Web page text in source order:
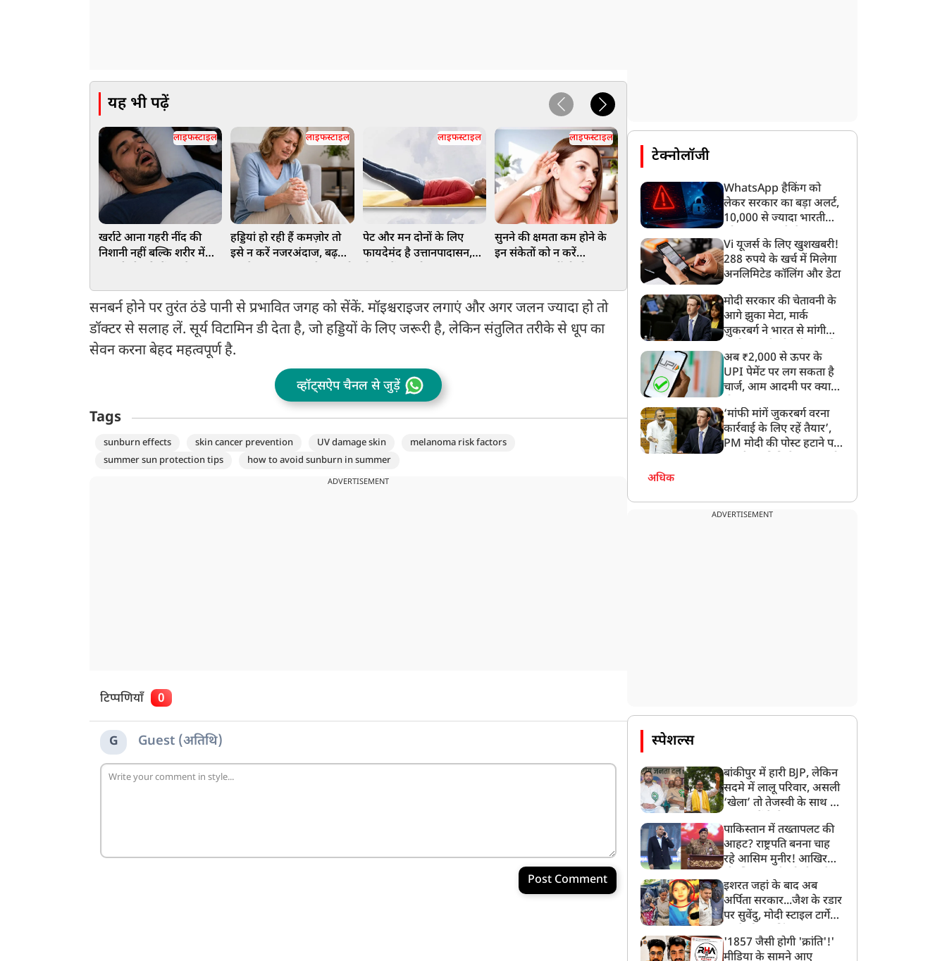
यह भी पढ़ें
लाइफस्टाइल
खर्राटे आना गहरी नींद की
निशानी नहीं बल्कि शरीर में
लाइफस्टाइल
हड्डियां हो रही हैं कमज़ोर तो
इसे न करें नजरअंदाज, बढ़ती
लाइफस्टाइल
पेट और मन दोनों के लिए
फायदेमंद है उत्तानपादासन,
लाइफस्टाइल
सुनने की क्षमता कम होने के
इन संकेतों को न करें
कहीं आप चिड़चिड़े या
तनावग्रस्त तो नहीं हो रहे हैं? ये
हो सकते हैं हाई ब्लड प्रेशर के
संकेत, नई रिसर्च में हुआ
खुलासा
लाइफस्टाइल
माइग्रेन के दर्द से हैं परेशान तो
इस चीज़ से मिल सकती है
राहत, जानें ये घरेलू उपाय कैसे
सनबर्न होने पर तुरंत ठंडे पानी से प्रभावित जगह को सेंकें. मॉइश्चराइजर लगाएं और अगर जलन ज्यादा हो तो
डॉक्टर से सलाह लें. सूर्य विटामिन डी देता है, जो हड्डियों के लिए जरूरी है, लेकिन संतुलित तरीके से धूप का
सेवन करना बेहद महत्वपूर्ण है.
व्हॉट्सऐप चैनल से जुड़ें
Tags
sunburn effects skin cancer prevention UV damage skin
melanoma risk factors
summer sun protection tips
how to avoid sunburn in summer
ADVERTISEMENT
टिप्पणियाँ 0
G Guest (अतिथि)
Post Comment
टेक्नोलॉजी
WhatsApp हैकिंग को
लेकर सरकार का बड़ा अलर्ट,
10,000 से ज्यादा भारतीयों
गया
Vi यूजर्स के लिए खुशखबरी!
288 रुपये के खर्च में मिलेगा
अनलिमिटेड कॉलिंग और डेटा
मोदी सरकार की चेतावनी के
आगे झुका मेटा, मार्क
ज़ुकरबर्ग ने भारत से मांगी
अब ₹2,000 से ऊपर के
UPI पेमेंट पर लग सकता है
चार्ज, आम आदमी पर क्या
‘मांफी मांगें जुकरबर्ग वरना
कार्रवाई के लिए रहें तैयार’,
PM मोदी की पोस्ट हटाने पर
अधिक
ADVERTISEMENT
स्पेशल्स
बांकीपुर में हारी BJP, लेकिन
सदमे में लालू परिवार, असली
‘खेला’ तो तेजस्वी के साथ हो
पाकिस्तान में तख्तापलट की
आहट? राष्ट्रपति बनना चाह
रहे आसिम मुनीर! आखिर
बनाया मोहरा?
इशरत जहां के बाद अब
अर्पिता सरकार...जैश के रडार
पर सुवेंदु, मोदी स्टाइल टार्गेट
बड़ा एक्शन!
'1857 जैसी होगी 'क्रांति'!'
मीडिया के सामने आए